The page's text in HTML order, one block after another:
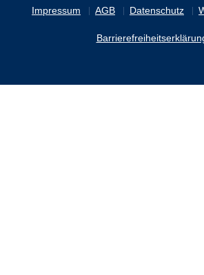
Impressum AGB Datenschutz